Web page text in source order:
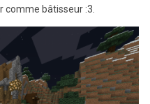
bâtisseur :3.